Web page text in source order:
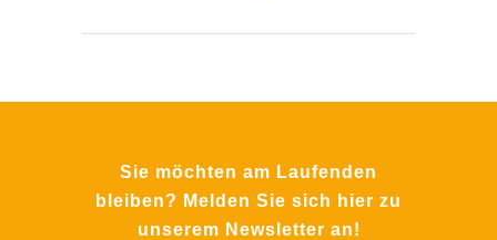
Sie möchten am Laufenden
bleiben? Melden Sie sich hier zu
unserem Newsletter an!